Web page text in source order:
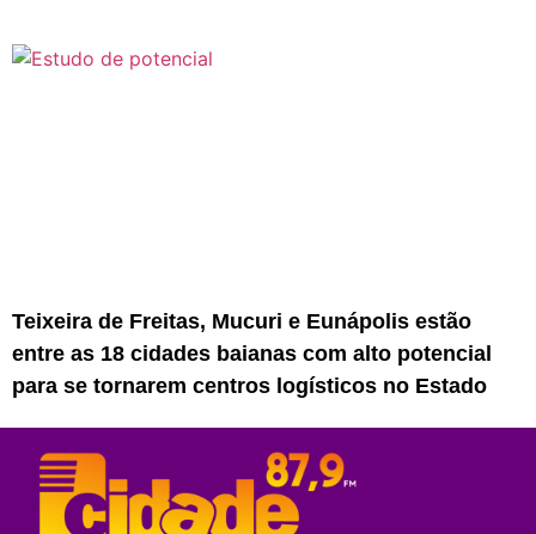
Teixeira de Freitas, Mucuri e Eunápolis estão
entre as 18 cidades baianas com alto potencial
para se tornarem centros logísticos no Estado